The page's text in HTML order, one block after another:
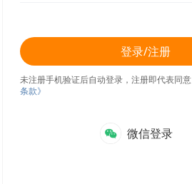
登录/注册
未注册手机验证后自动登录，注册即代表同意
条款》
微信登录